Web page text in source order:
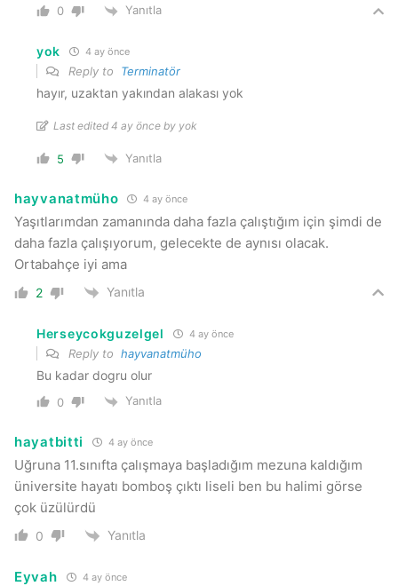
0 Yanıtla
yok 4 ay önce
Reply to Terminatör
hayır, uzaktan yakından alakası yok
Last edited 4 ay önce by yok
5 Yanıtla
hayvanatmüho 4 ay önce
Yaşıtlarımdan zamanında daha fazla çalıştığım için şimdi de
daha fazla çalışıyorum, gelecekte de aynısı olacak.
Ortabahçe iyi ama
2 Yanıtla
Herseycokguzelgel 4 ay önce
Reply to hayvanatmüho
Bu kadar dogru olur
0 Yanıtla
hayatbitti 4 ay önce
Uğruna 11.sınıfta çalışmaya başladığım mezuna kaldığım
üniversite hayatı bomboş çıktı liseli ben bu halimi görse
çok üzülürdü
0 Yanıtla
Eyvah 4 ay önce